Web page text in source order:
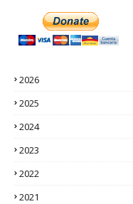
2026
2025
2024
2023
2022
2021